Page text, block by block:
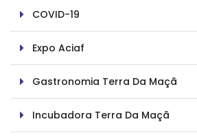
COVID-19
Expo Aciaf
Gastronomia Terra Da Maçã
Incubadora Terra Da Maçã